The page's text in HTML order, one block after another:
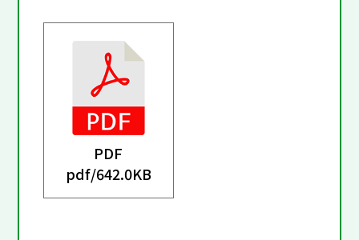
PDF
pdf/642.0KB